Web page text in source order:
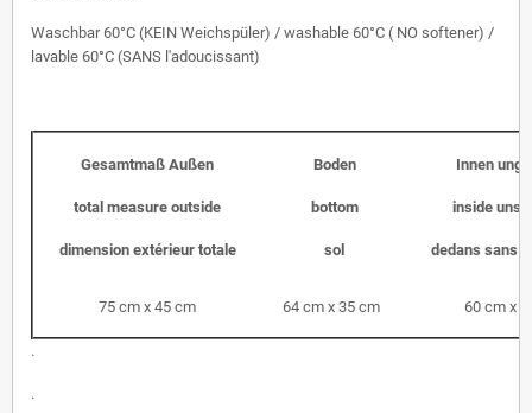
Waschbar 60°C (KEIN Weichspüler) / washable 60°C ( NO softener) /
lavable 60°C (SANS l'adoucissant)
Gesamtmaß Außen
total measure outside
dimension extérieur totale
Boden
bottom
sol
Innen
inside
dedans sans
75 cm x 45 cm 64 cm x 35 cm 60 cm x
.
.